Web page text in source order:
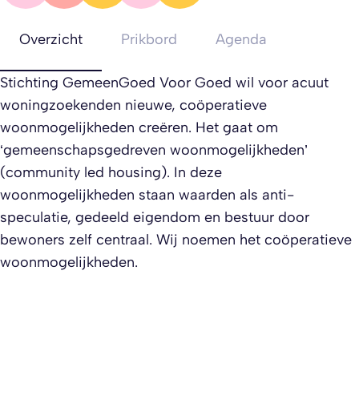
Overzicht Prikbord Agenda
Stichting GemeenGoed Voor Goed wil voor acuut
woningzoekenden nieuwe, coöperatieve
woonmogelijkheden creëren. Het gaat om
‘gemeenschapsgedreven woonmogelijkheden’
(community led housing). In deze
woonmogelijkheden staan waarden als anti-
speculatie, gedeeld eigendom en bestuur door
bewoners zelf centraal. Wij noemen het coöperatieve
woonmogelijkheden.